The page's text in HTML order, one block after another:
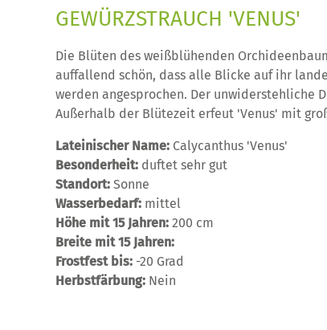
EWÜRZSTRAUCH 'VENUS'
Die Blüten des weißblühenden
auffallend schön, dass alle Blicke auf ihr
werden angesprochen. Der unwiderstehliche
Außerhalb der Blütezeit erfeut 'Venus' mit
Lateinischer Name: Calycanthus 'Venus'
Besonderheit: duftet sehr gut
Standort:Sonne
Wasserbedarf: mittel
Höhe mit 15 Jahren:200 cm
Breite mit 15 Jahren:
Frostfest bis: -20 Grad
Herbstfärbung: Nein